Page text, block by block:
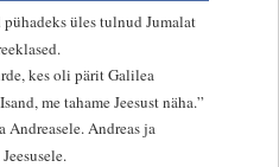
pühadeks üles tulnud Jumalat
kes oli pärit Galilea
me tahame Jeesust näha.”
Andreas ja